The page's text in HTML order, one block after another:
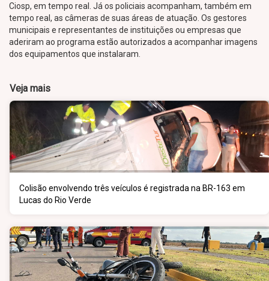
Ciosp, em tempo real. Já os policiais acompanham, também em
tempo real, as câmeras de suas áreas de atuação. Os gestores
municipais e representantes de instituições ou empresas que
aderiram ao programa estão autorizados a acompanhar imagens
dos equipamentos que instalaram.
Veja mais
Colisão envolvendo três veículos é registrada na BR-163 em
Lucas do Rio Verde